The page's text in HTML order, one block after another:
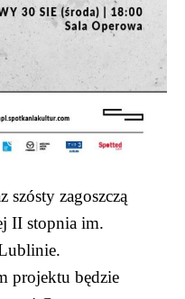
szósty zagoszczą
II stopnia im.
projektu będzie